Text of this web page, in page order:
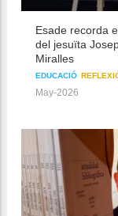
Esade recorda
del jesuïta
Miralles
EDUCACIÓ
May-2026